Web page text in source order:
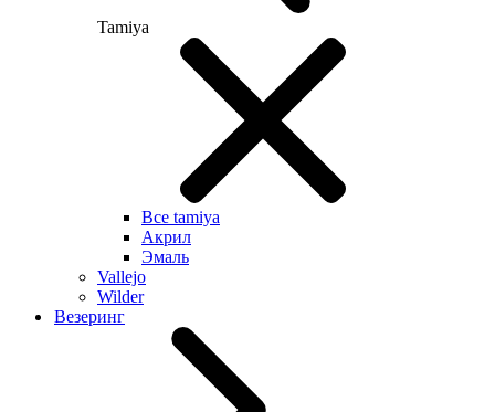
Tamiya
Все tamiya
Акрил
Эмаль
Vallejo
Wilder
Везеринг